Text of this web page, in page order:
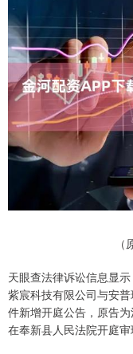
天眼查法律诉讼信息显
紫宸科技有限公司与安
件新增开庭公告，原告
在奉新县人民法院开庭审